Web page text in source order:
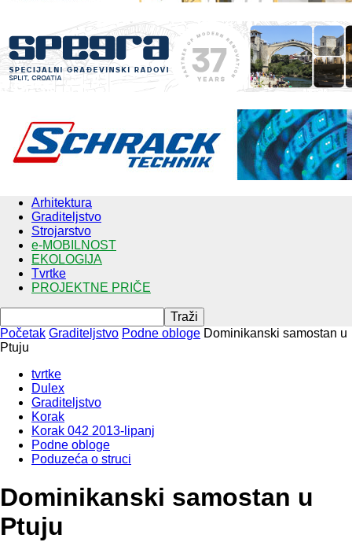
Arhitektura
Graditeljstvo
Strojarstvo
e-MOBILNOST
EKOLOGIJA
Tvrtke
PROJEKTNE PRIČE
Početak Graditeljstvo Podne obloge Dominikanski samostan u
Ptuju
tvrtke
Dulex
Graditeljstvo
Korak
Korak 042 2013-lipanj
Podne obloge
Poduzeća o struci
Dominikanski samostan u
Ptuju